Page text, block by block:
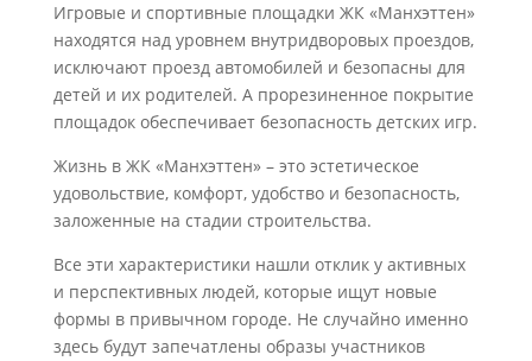
Игровые и спортивные площадки ЖК «Манхэттен»
находятся над уровнем внутридворовых проездов,
исключают проезд автомобилей и безопасны для
детей и их родителей. А прорезиненное покрытие
площадок обеспечивает безопасность детских игр.
Жизнь в ЖК «Манхэттен» – это эстетическое
удовольствие, комфорт, удобство и безопасность,
заложенные на стадии строительства.
Все эти характеристики нашли отклик у активных
и перспективных людей, которые ищут новые
формы в привычном городе. Не случайно именно
здесь будут запечатлены образы участников